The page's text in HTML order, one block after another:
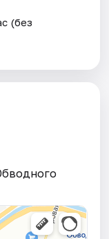
(без